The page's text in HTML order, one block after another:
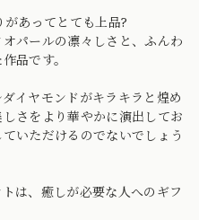
あってとても上品?
パールの凛々しさと、ふんわ
品です。
イヤモンドがキラキラと煌め
さをより華やかに演出してお
いただけるのでないでしょう
は、癒しが必要な人へのギフ